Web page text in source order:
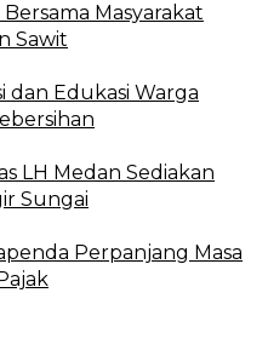
Masyarakat
Sawit
dan Edukasi Warga
LH Medan Sediakan
Sungai
Perpanjang Masa